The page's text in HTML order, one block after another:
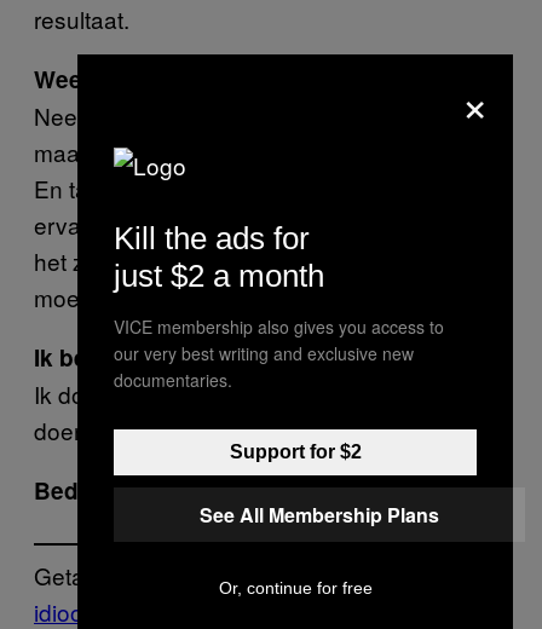
resultaat.
Weet je moeder wie Mia Khalifa is?
Nee. Ik heb het weleens over haar gehad,
maar mijn moeder weet niet precies wie ze is.
En tatoeages zijn gewoon mijn ding – ik hou
ervan. Ik heb er nu dertien in totaal, en ik ben
het zelf ook aan het leren. Het stoort mijn
moeder niet.
Ik ben blij te horen dat je geen spijt hebt.
Ik doe wat ik wil en ik laat andere mensen
doen wat zij willen. Mijn lichaam, mijn regels.
Bedankt!
Getagd:
idioot
×
Kill the ads for
just $2 a month
VICE membership also gives you access to
our very best writing and exclusive new
documentaries.
Support for $2
See All Membership Plans
Or, continue for free